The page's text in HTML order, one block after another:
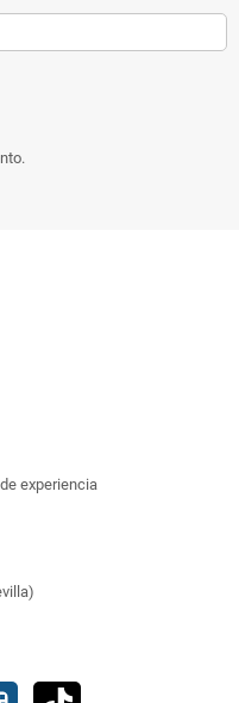
experiencia
Instagram